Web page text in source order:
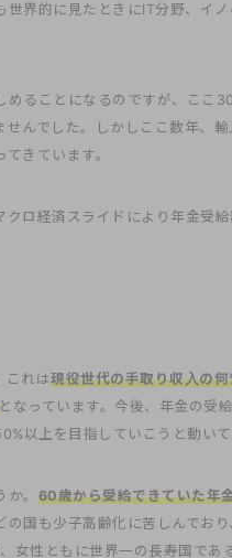
界的に見たときにIT分野、イ
ることになるのですが、ここ
んでした。しかしここ数年、
きています。
ロ経済スライドにより年金受給
これは現役世代の手取り収入の
となっています。今後、年金の受
以上を目指していこうと動いて
。 60歳から受給できていた年
の国も少子高齢化に苦しんでお
女性ともに世界一の長寿国であ